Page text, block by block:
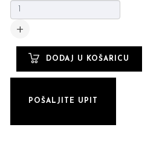
POŠALJITE UPIT